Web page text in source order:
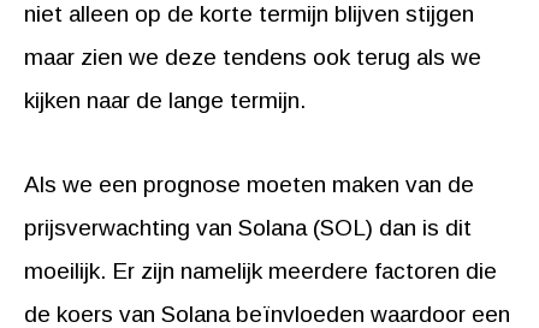
niet alleen op de korte termijn blijven stijgen
maar zien we deze tendens ook terug als we
kijken naar de lange termijn.
Als we een prognose moeten maken van de
prijsverwachting van Solana (SOL) dan is dit
moeilijk. Er zijn namelijk meerdere factoren die
de koers van Solana beïnvloeden waardoor een